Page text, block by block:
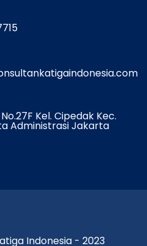
Kel. Cipedak Kec.
Administrasi Jakarta
Indonesia - 2023